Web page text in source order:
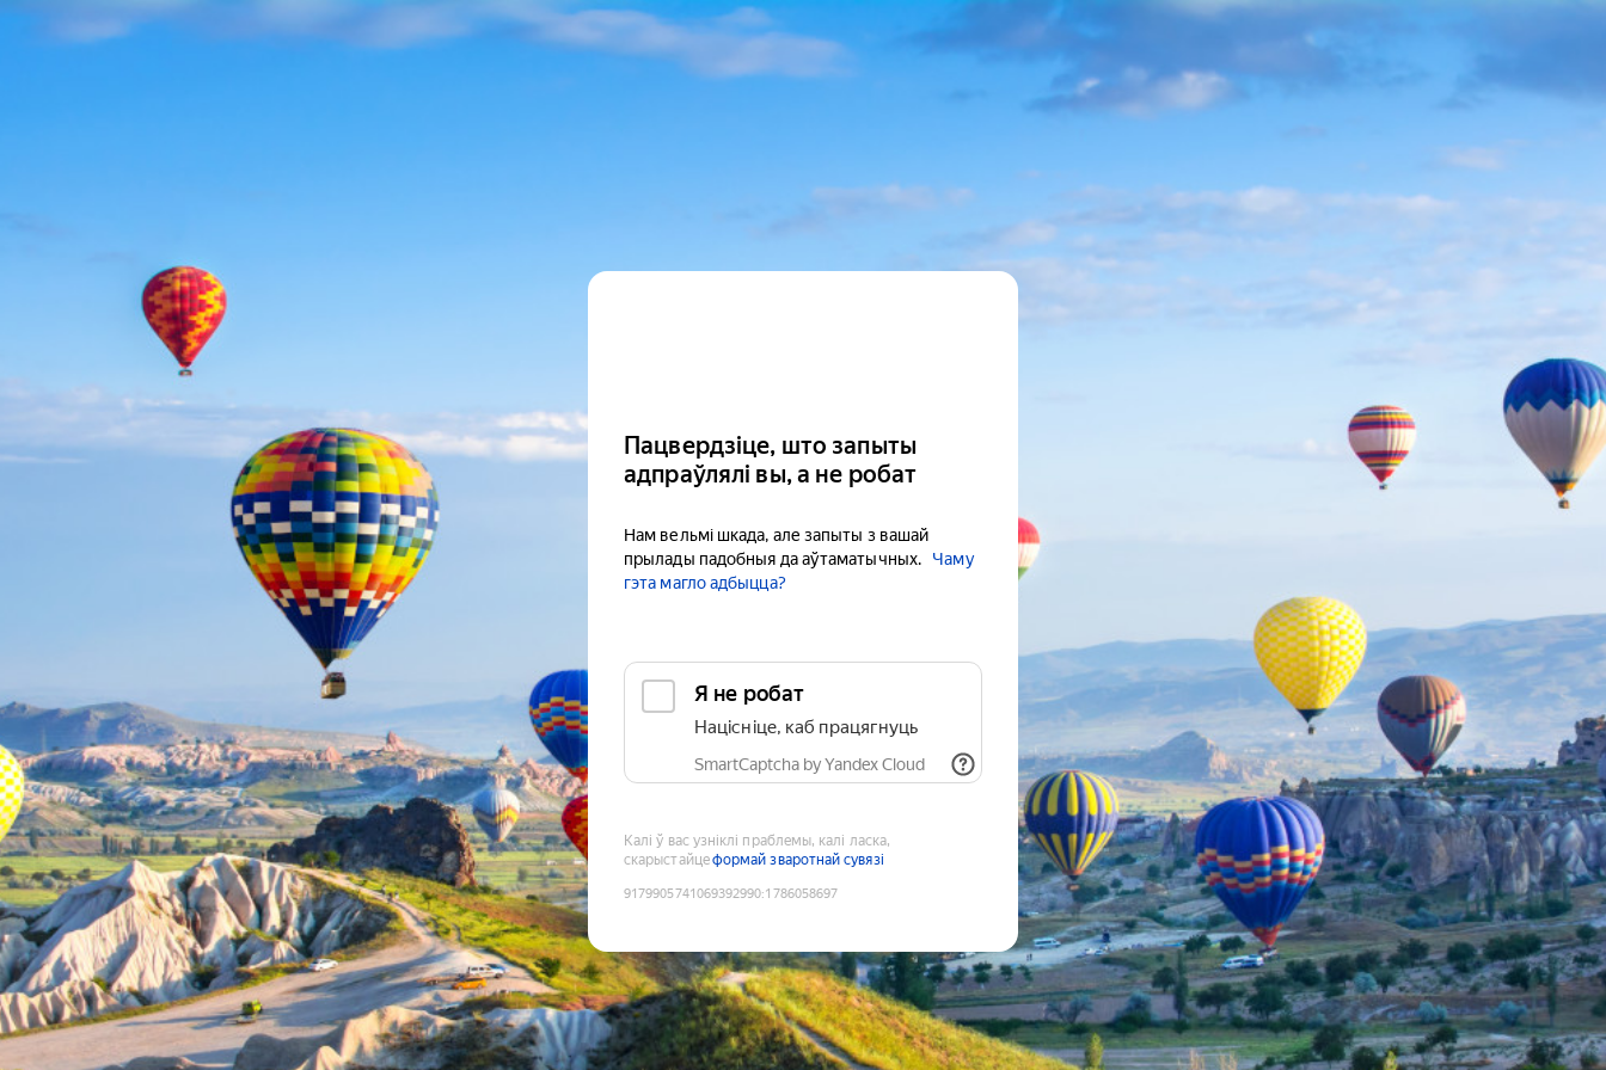
Пацвердзіце, што запыты
адпраўлялі вы, а не робат
Нам вельмі шкада, але запыты з вашай
прылады падобныя да аўтаматычных.
Чаму
гэта магло адбыцца?
Я не робат
Націсніце, каб працягнуць
SmartCaptcha by Yandex Cloud
Калі ў вас узніклі праблемы, калі ласка,
скарыстайцеформай зваротнай сувязі
9179905741069392990:1786058697